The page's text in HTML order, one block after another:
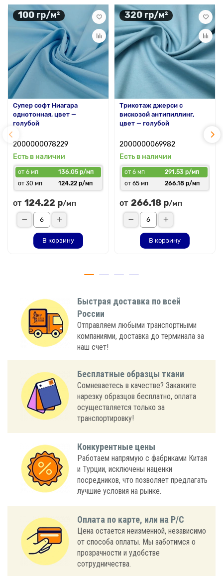
100 гр/м²
Супер софт Ниагара
однотонная, цвет —
голубой
2000000078229
Есть в наличии
от 6 мп
136.05 р/мп
от 30 мп
124.22 р/мп
от 124.22 р/мп
В корзину
320 гр/м²
Трикотаж джерси с
вискозой антипиллинг,
цвет — голубой
2000000069982
Есть в наличии
от 6 мп
291.53 р/мп
от 65 мп
266.18 р/мп
от 266.18 р/мп
В корзину
Быстрая доставка по всей
России
Отправляем любыми транспортными
компаниями, доставка до терминала за
наш счет!
Бесплатные образцы ткани
Сомневаетесь в качестве? Закажите
нарезку образцов бесплатно, оплата
осуществляется только за
транспортировку!
Конкурентные цены
Работаем напрямую с фабриками Китая
и Турции, исключены наценки
посредников, что позволяет предлагать
лучшие условия на рынке.
Оплата по карте, или на Р/С
Цена остается неизменной, независимо
от способа оплаты. Мы заботимся о
прозрачности и удобстве
сотрудничества.